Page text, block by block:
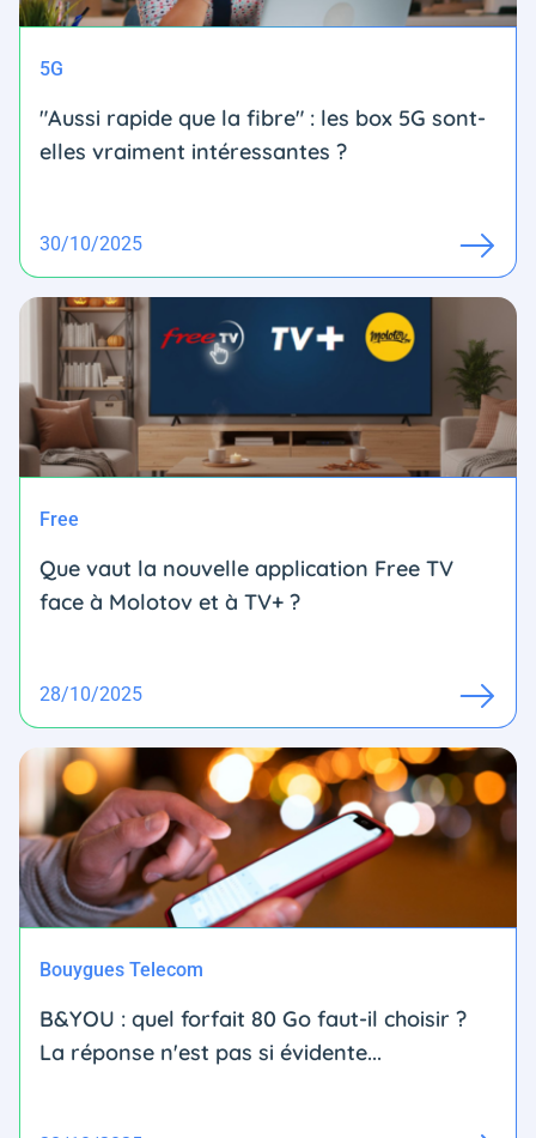
5G
"Aussi rapide que la fibre" : les box 5G sont-
elles vraiment intéressantes ?
30/10/2025
Free
Que vaut la nouvelle application Free TV
face à Molotov et à TV+ ?
28/10/2025
Bouygues Telecom
B&YOU : quel forfait 80 Go faut-il choisir ?
La réponse n'est pas si évidente...